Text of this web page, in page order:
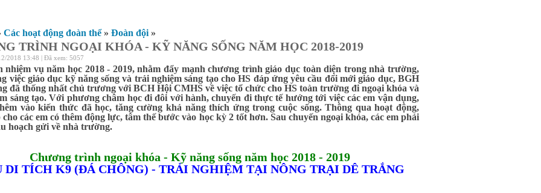
Các hoạt động đoàn thể » Đoàn đội »
TRÌNH NGOẠI KHÓA - KỸ NĂNG SỐNG NĂM HỌC 2018-2019
2018 13:48 | Đã xem: 5057
nhiệm vụ năm học 2018 - 2019, nhằm đẩy mạnh chương trình giáo dục toàn diện trong nhà trường,
việc giáo dục kỹ năng sống và trải nghiệm sáng tạo cho HS đáp ứng yêu cầu đổi mới giáo dục, BGH
đã thống nhất chủ trương với BCH Hội CMHS về việc tổ chức cho HS toàn trường đi ngoại khóa và
sáng tạo. Với phương châm học đi đôi với hành, chuyến đi thực tế hướng tới việc các em vận dụng,
vào kiến thức đã học, tăng cường khả năng thích ứng trong cuộc sống. Thông qua hoạt động,
các em có thêm động lực, tâm thế bước vào học kỳ 2 tốt hơn. Sau chuyến ngoại khóa, các em phải
hoạch gửi về nhà trường.
Chương trình ngoại khóa - Kỹ năng sống năm học 2018 - 2019
DI TÍCH K9 (ĐÁ CHÔNG) - TRẢI NGHIỆM TẠI NÔNG TRẠI DÊ TRẮNG